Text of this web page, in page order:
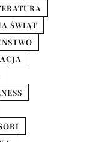
ŚWIĄT